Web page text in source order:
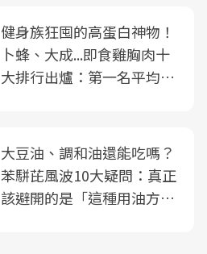
健身族狂囤的高蛋白神物！
卜蜂、大成...即食雞胸肉十
大排行出爐：第一名平均一
大豆油、調和油還能吃嗎？
苯駢芘風波10大疑問：真正
該避開的是「這種用油方